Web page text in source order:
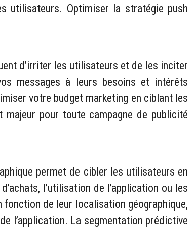
utilisateurs. Optimiser la stratégie push
d’irriter les utilisateurs et de les inciter
messages à leurs besoins et intérêts
votre budget marketing en ciblant les
pour toute campagne de publicité
permet de cibler les utilisateurs en
l’utilisation de l’application ou les
de leur localisation géographique,
l’application. La segmentation prédictive